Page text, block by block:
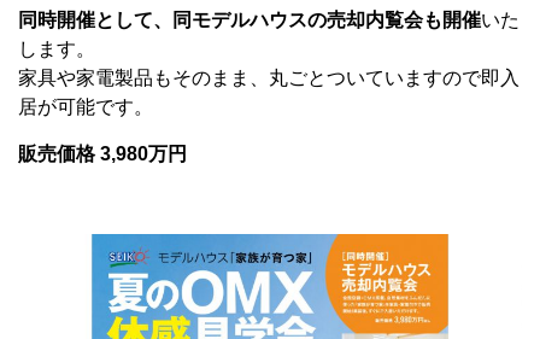
同時開催として、同モデルハウスの売却内覧会も開催いた
します。
家具や家電製品もそのまま、丸ごとついていますので即入
居が可能です。
販売価格 3,980万円